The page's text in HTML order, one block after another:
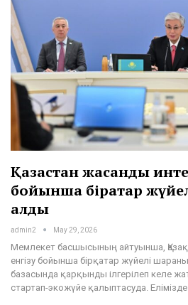
Қазақстан жасанды
бойынша бірқатар
алды
admin2 May 29, 2026
Мемлекет басшысының айтуынша,
енгізу бойынша бірқатар жүйелі
базасында қарқынды ілгерілеп келе
стартап-экожүйе қалыптасуда.